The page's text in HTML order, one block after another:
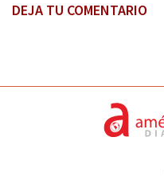
DEJA TU COMENTARIO